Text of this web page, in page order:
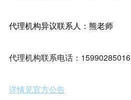
代理机构异议联系人：熊老师
代理机构联系电话：15990285016
详情见官方公告